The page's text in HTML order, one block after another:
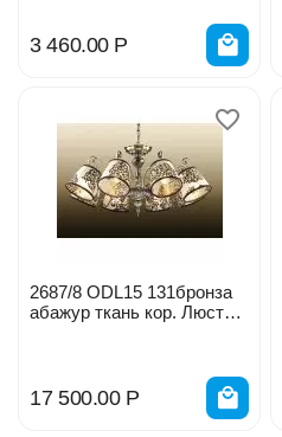
3 460.00 Р
2687/8 ODL15 131бронза
абажур ткань кор. Люстра
17 500.00 Р